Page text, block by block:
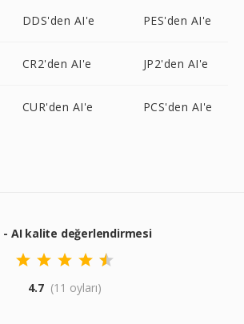
DDS'den AI'e PES'den AI'e
CR2'den AI'e JP2'den AI'e
CUR'den AI'e PCS'den AI'e
- AI kalite değerlendirmesi
4.7 (11 oyları)